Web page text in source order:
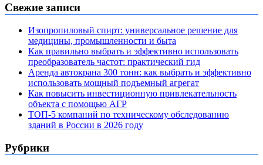
Свежие записи
Изопропиловый спирт: универсальное решение для
медицины, промышленности и быта
Как правильно выбрать и эффективно использовать
преобразователь частот: практический гид
Аренда автокрана 300 тонн: как выбрать и эффективно
использовать мощный подъемный агрегат
Как повысить инвестиционную привлекательность
объекта с помощью АГР
ТОП-5 компаний по техническому обследованию
зданий в России в 2026 году
Рубрики